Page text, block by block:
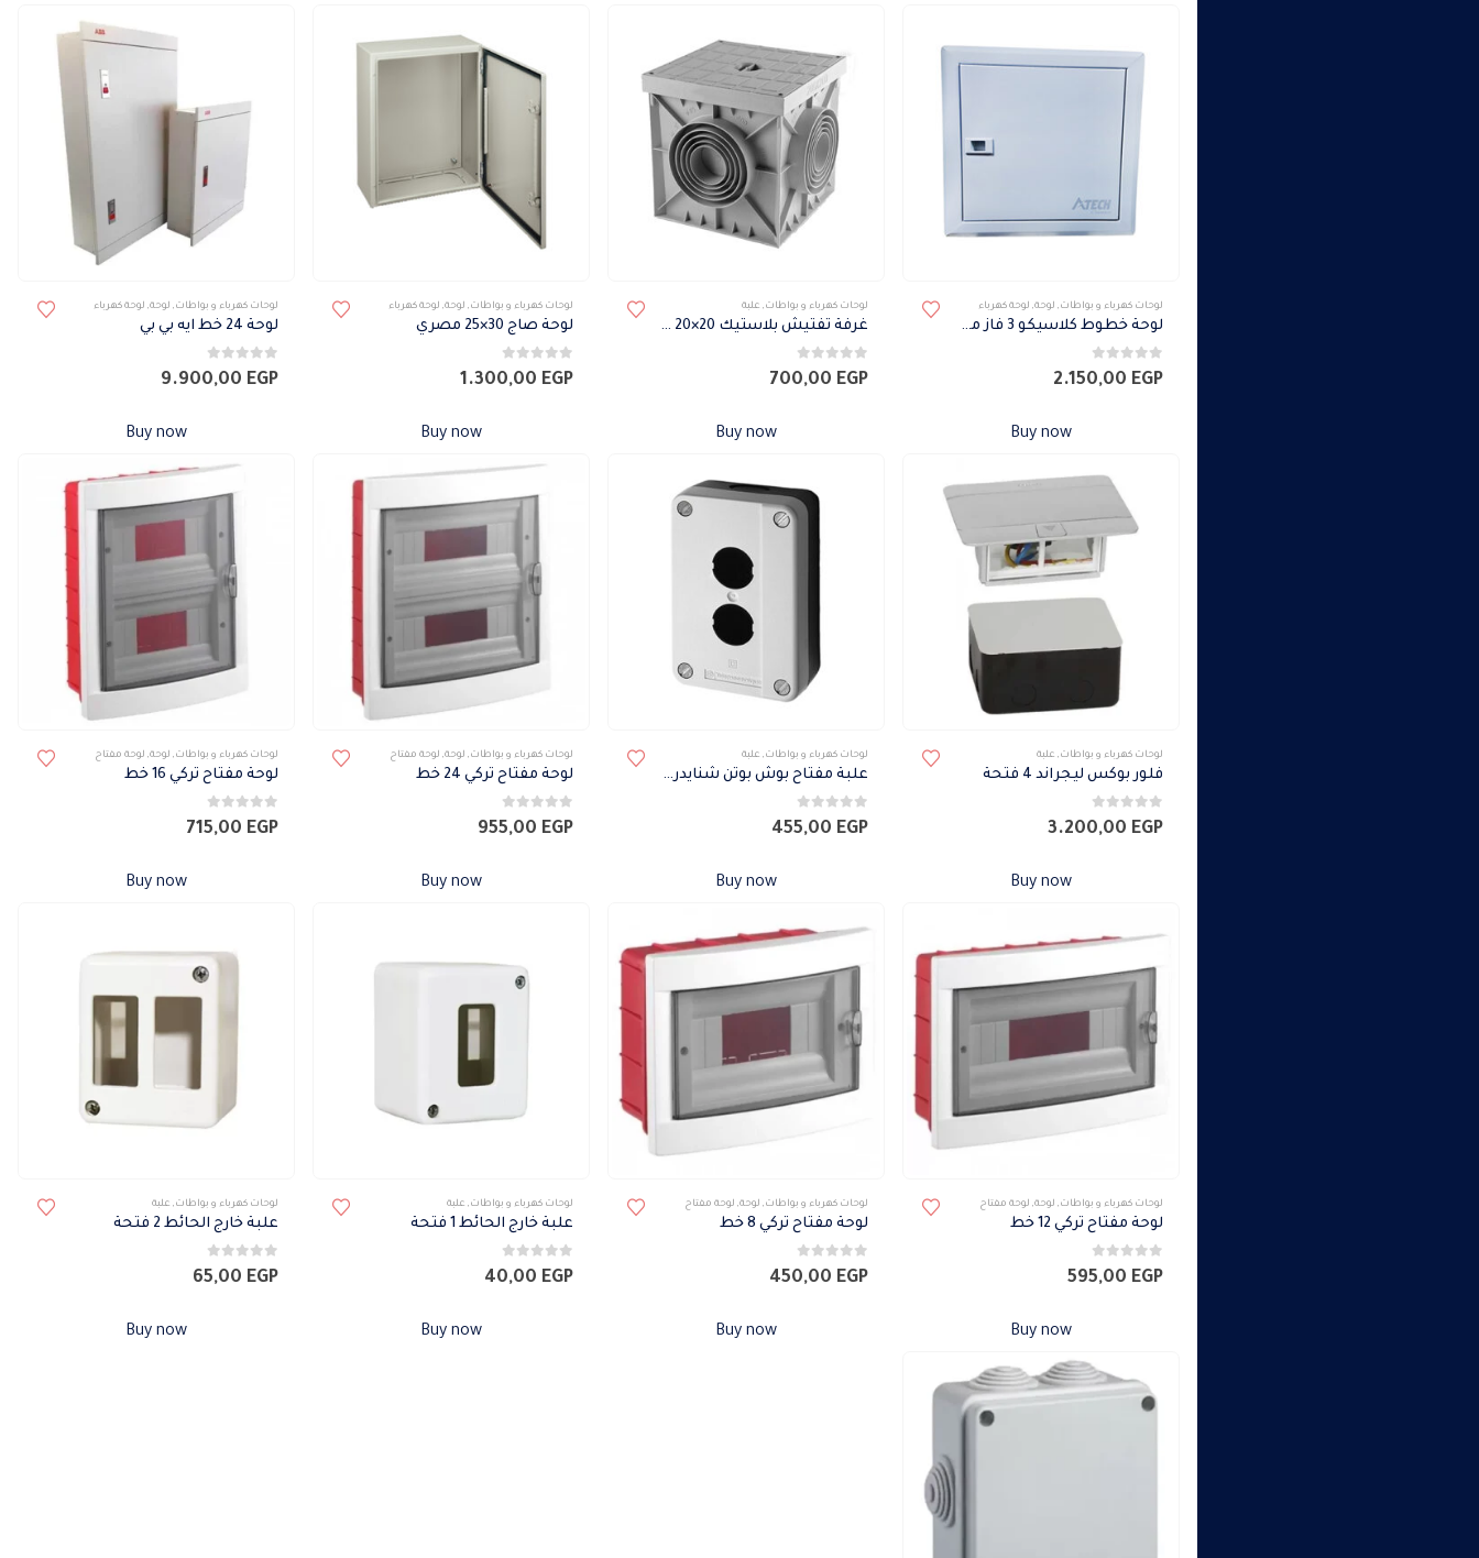
لوحات كهرباء و بواطات , لوحة, لوحة كهرباء
لوحة خطوط كلاسيكو 3 فاز مينيتشر بالعمومي 12 خط
0من 5 2.150,00 EGP
Buy now
لوحات كهرباء و بواطات , علبة
غرفة تفتيش بلاستيك 20×20 سم
0من 5 700,00 EGP
Buy now
لوحات كهرباء و بواطات , لوحة, لوحة كهرباء
لوحة صاج 30×25 مصري
0من 5 1.300,00 EGP
Buy now
لوحات كهرباء و بواطات , لوحة, لوحة كهرباء
لوحة 24 خط ايه بي بي
0من 5 9.900,00 EGP
Buy now
لوحات كهرباء و بواطات , علبة
فلور بوكس ليجراند 4 فتحة
0من 5 3.200,00 EGP
Buy now
لوحات كهرباء و بواطات , علبة
علبة مفتاح بوش بوتن شنايدر 2 فتحة
0من 5 455,00 EGP
Buy now
لوحات كهرباء و بواطات , لوحة, لوحة مفتاح
لوحة مفتاح تركي 24 خط
0من 5 955,00 EGP
Buy now
لوحات كهرباء و بواطات , لوحة, لوحة مفتاح
لوحة مفتاح تركي 16 خط
0من 5 715,00 EGP
Buy now
لوحات كهرباء و بواطات , لوحة, لوحة مفتاح
لوحة مفتاح تركي 12 خط
0من 5 595,00 EGP
Buy now
لوحات كهرباء و بواطات , لوحة, لوحة مفتاح
لوحة مفتاح تركي 8 خط
0من 5 450,00 EGP
Buy now
لوحات كهرباء و بواطات , علبة
علبة خارج الحائط 1 فتحة
0من 5 40,00 EGP
Buy now
لوحات كهرباء و بواطات , علبة
علبة خارج الحائط 2 فتحة
0من 5 65,00 EGP
Buy now